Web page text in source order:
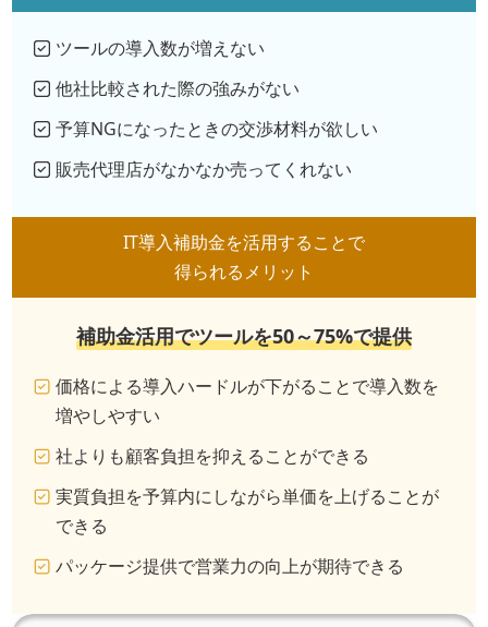
ツールの導入数が増えない
他社比較された際の強みがない
予算NGになったときの交渉材料が欲しい
販売代理店がなかなか売ってくれない
IT導入補助金を活用することで
得られるメリット
補助金活用でツールを50～75%で提供
価格による導入ハードルが下がることで導入数を
増やしやすい
社よりも顧客負担を抑えることができる
実質負担を予算内にしながら単価を上げることが
できる
パッケージ提供で営業力の向上が期待できる